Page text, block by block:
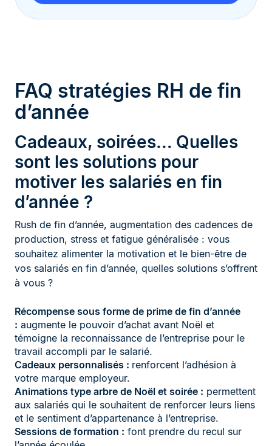
FAQ stratégies RH de fin
d’année
Cadeaux, soirées… Quelles
sont les solutions pour
motiver les salariés en fin
d’année ?
Rush de fin d’année, augmentation des cadences de
production, stress et fatigue généralisée : vous
souhaitez alimenter la motivation et le bien-être de
vos salariés en fin d’année, quelles solutions s’offrent
à vous ?
Récompense sous forme de prime de fin d’année
: augmente le pouvoir d’achat avant Noël et
témoigne la reconnaissance de l’entreprise pour le
travail accompli par le salarié.
Cadeaux personnalisés : renforcent l’adhésion à
votre marque employeur.
Animations type arbre de Noël et soirée : permettent
aux salariés qui le souhaitent de renforcer leurs liens
et le sentiment d’appartenance à l’entreprise.
Sessions de formation : font prendre du recul sur